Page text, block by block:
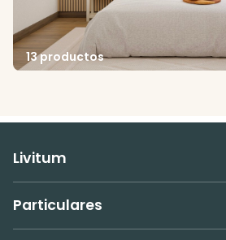
13 productos
Livitum
Particulares